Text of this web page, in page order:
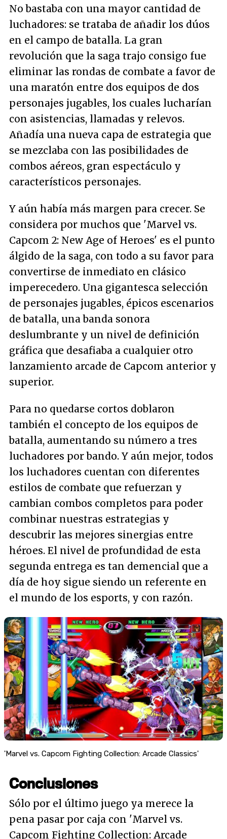
No bastaba con una mayor cantidad de
luchadores: se trataba de añadir los dúos
en el campo de batalla. La gran
revolución que la saga trajo consigo fue
eliminar las rondas de combate a favor de
una maratón entre dos equipos de dos
personajes jugables, los cuales lucharían
con asistencias, llamadas y relevos.
Añadía una nueva capa de estrategia que
se mezclaba con las posibilidades de
combos aéreos, gran espectáculo y
característicos personajes.
Y aún había más margen para crecer. Se
considera por muchos que 'Marvel vs.
Capcom 2: New Age of Heroes' es el punto
álgido de la saga, con todo a su favor para
convertirse de inmediato en clásico
imperecedero. Una gigantesca selección
de personajes jugables, épicos escenarios
de batalla, una banda sonora
deslumbrante y un nivel de definición
gráfica que desafiaba a cualquier otro
lanzamiento arcade de Capcom anterior y
superior.
Para no quedarse cortos doblaron
también el concepto de los equipos de
batalla, aumentando su número a tres
luchadores por bando. Y aún mejor, todos
los luchadores cuentan con diferentes
estilos de combate que refuerzan y
cambian combos completos para poder
combinar nuestras estrategias y
descubrir las mejores sinergias entre
héroes. El nivel de profundidad de esta
segunda entrega es tan demencial que a
día de hoy sigue siendo un referente en
el mundo de los esports, y con razón.
'Marvel vs. Capcom Fighting Collection: Arcade Classics'
Conclusiones
Sólo por el último juego ya merece la
pena pasar por caja con 'Marvel vs.
Capcom Fighting Collection: Arcade